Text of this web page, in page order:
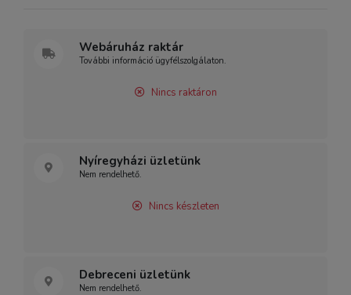
Webáruház raktár
További információ ügyfélszolgálaton.
Nincs raktáron
Nyíregyházi üzletünk
Nem rendelhető.
Nincs készleten
Debreceni üzletünk
Nem rendelhető.